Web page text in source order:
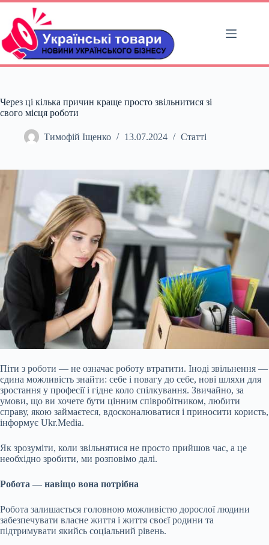
Перейти
вмісту
Через ці кілька причин краще просто звільнитися зі
свого місця роботи
Тимофій Іщенко 13.07.2024 Статті
Піти з роботи — не означає роботу втратити. Іноді звільнення —
єдина можливість знайти: себе і повагу до себе, нові шляхи для
зростання у професії і гідне коло спілкування. Звичайно, за
умови, що ви хочете бути цінним співробітником, любити
справу, якою займаєтеся, вдосконалюватися і приносити користь,
інформує Ukr.Media.
Як зрозуміти, коли звільнятися не просто прийшов час, а це
необхідно зробити, ми розповімо далі.
Робота — навіщо вона потрібна
Робота залишається головною можливістю дорослоїлюдини
забезпечувати власне життя і життя своєї родини та
підтримувати якийсь соціальний рівень.